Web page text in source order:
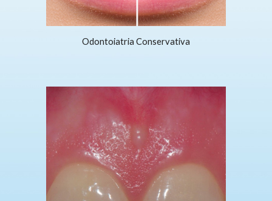
Odontoiatria Conservativa